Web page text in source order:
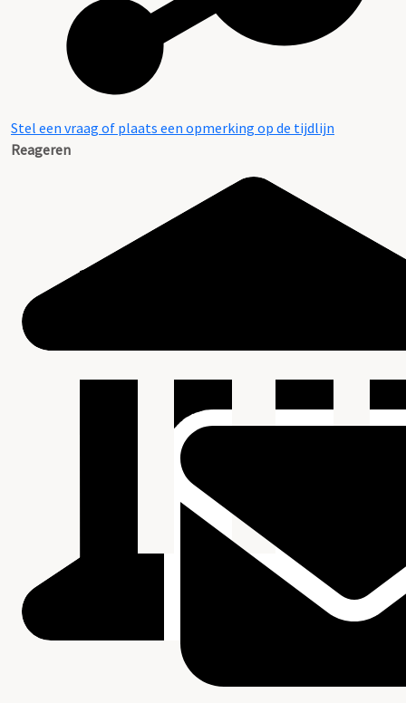
Stel een vraag of plaats een opmerking op de tijdlijn
Reageren